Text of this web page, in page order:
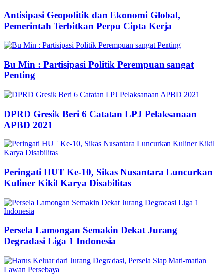
Antisipasi Geopolitik dan Ekonomi Global,
Pemerintah Terbitkan Perpu Cipta Kerja
Bu Min : Partisipasi Politik Perempuan sangat
Penting
DPRD Gresik Beri 6 Catatan LPJ Pelaksanaan
APBD 2021
Peringati HUT Ke-10, Sikas Nusantara Luncurkan
Kuliner Kikil Karya Disabilitas
Persela Lamongan Semakin Dekat Jurang
Degradasi Liga 1 Indonesia